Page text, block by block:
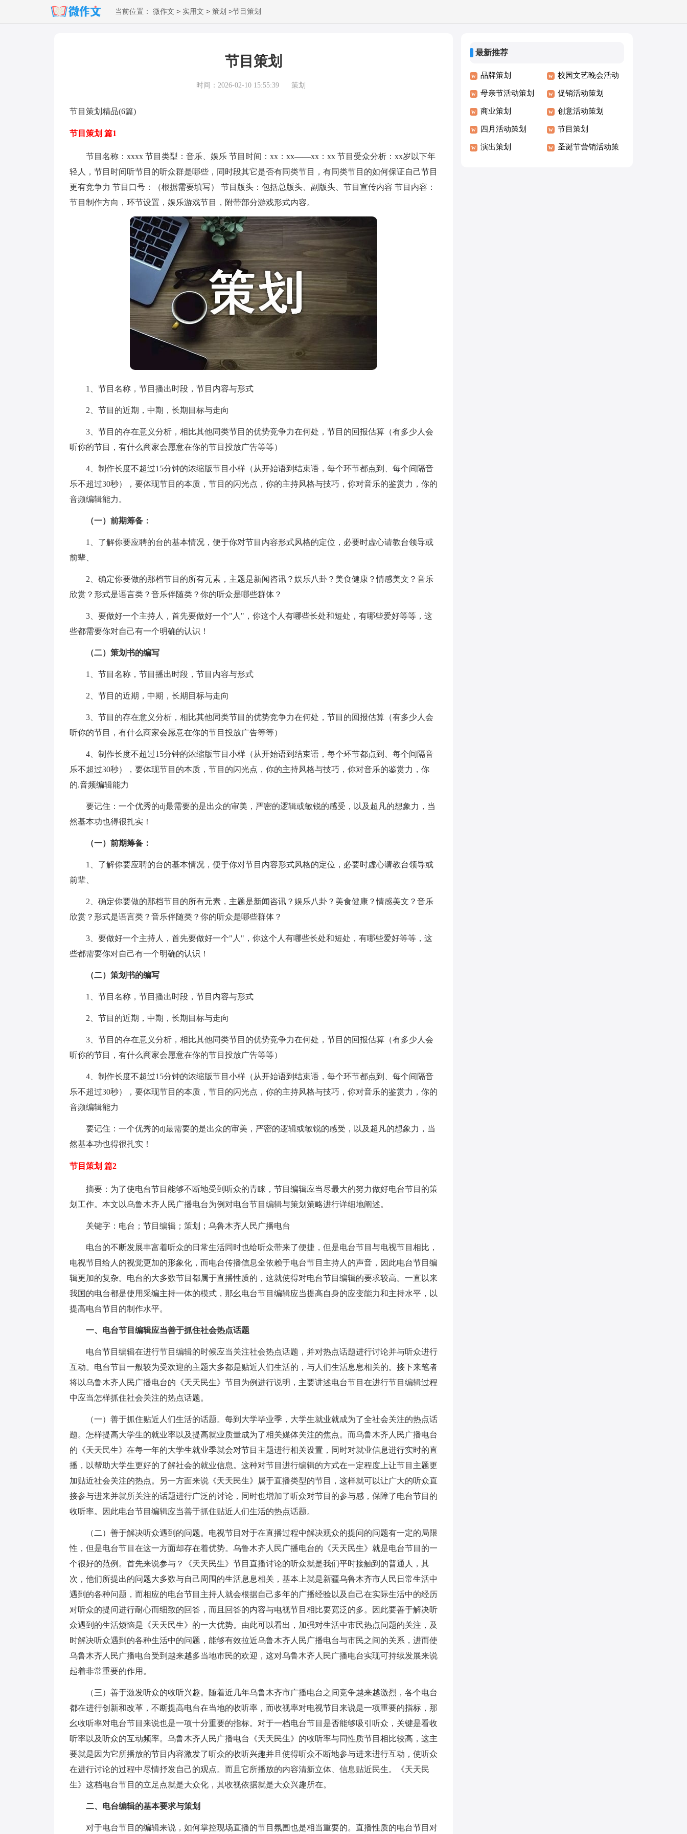
当前位置： 微作文 > 实用文 > 策划 >节目策划
节目策划
时间：2026-02-10 15:55:39 策划
节目策划精品(6篇)
节目策划 篇1
节目名称：xxxx 节目类型：音乐、娱乐 节目时间：xx：xx——xx：xx 节目受众分析：xx岁以下年
轻人，节目时间听节目的听众群是哪些，同时段其它是否有同类节目，有同类节目的如何保证自己节目
更有竞争力 节目口号：（根据需要填写） 节目版头：包括总版头、副版头、节目宣传内容 节目内容：
节目制作方向，环节设置，娱乐游戏节目，附带部分游戏形式内容。
1、节目名称，节目播出时段，节目内容与形式
2、节目的近期，中期，长期目标与走向
3、节目的存在意义分析，相比其他同类节目的优势竞争力在何处，节目的回报估算（有多少人会
听你的节目，有什么商家会愿意在你的节目投放广告等等）
4、制作长度不超过15分钟的浓缩版节目小样（从开始语到结束语，每个环节都点到、每个间隔音
乐不超过30秒），要体现节目的本质，节目的闪光点，你的主持风格与技巧，你对音乐的鉴赏力，你的
音频编辑能力。
（一）前期筹备：
1、了解你要应聘的台的基本情况，便于你对节目内容形式风格的定位，必要时虚心请教台领导或
前辈、
2、确定你要做的那档节目的所有元素，主题是新闻咨讯？娱乐八卦？美食健康？情感美文？音乐
欣赏？形式是语言类？音乐伴随类？你的听众是哪些群体？
3、要做好一个主持人，首先要做好一个"人"，你这个人有哪些长处和短处，有哪些爱好等等，这
些都需要你对自己有一个明确的认识！
（二）策划书的编写
1、节目名称，节目播出时段，节目内容与形式
2、节目的近期，中期，长期目标与走向
3、节目的存在意义分析，相比其他同类节目的优势竞争力在何处，节目的回报估算（有多少人会
听你的节目，有什么商家会愿意在你的节目投放广告等等）
4、制作长度不超过15分钟的浓缩版节目小样（从开始语到结束语，每个环节都点到、每个间隔音
乐不超过30秒），要体现节目的本质，节目的闪光点，你的主持风格与技巧，你对音乐的鉴赏力，你
的.音频编辑能力
要记住：一个优秀的dj最需要的是出众的审美，严密的逻辑或敏锐的感受，以及超凡的想象力，当
然基本功也得很扎实！
（一）前期筹备：
1、了解你要应聘的台的基本情况，便于你对节目内容形式风格的定位，必要时虚心请教台领导或
前辈、
2、确定你要做的那档节目的所有元素，主题是新闻咨讯？娱乐八卦？美食健康？情感美文？音乐
欣赏？形式是语言类？音乐伴随类？你的听众是哪些群体？
3、要做好一个主持人，首先要做好一个"人"，你这个人有哪些长处和短处，有哪些爱好等等，这
些都需要你对自己有一个明确的认识！
（二）策划书的编写
1、节目名称，节目播出时段，节目内容与形式
2、节目的近期，中期，长期目标与走向
3、节目的存在意义分析，相比其他同类节目的优势竞争力在何处，节目的回报估算（有多少人会
听你的节目，有什么商家会愿意在你的节目投放广告等等）
4、制作长度不超过15分钟的浓缩版节目小样（从开始语到结束语，每个环节都点到、每个间隔音
乐不超过30秒），要体现节目的本质，节目的闪光点，你的主持风格与技巧，你对音乐的鉴赏力，你的
音频编辑能力
要记住：一个优秀的dj最需要的是出众的审美，严密的逻辑或敏锐的感受，以及超凡的想象力，当
然基本功也得很扎实！
节目策划 篇2
摘要：为了使电台节目能够不断地受到听众的青睐，节目编辑应当尽最大的努力做好电台节目的策
划工作。本文以乌鲁木齐人民广播电台为例对电台节目编辑与策划策略进行详细地阐述。
关键字：电台；节目编辑；策划；乌鲁木齐人民广播电台
电台的不断发展丰富着听众的日常生活同时也给听众带来了便捷，但是电台节目与电视节目相比，
电视节目给人的视觉更加的形象化，而电台传播信息全依赖于电台节目主持人的声音，因此电台节目编
辑更加的复杂。电台的大多数节目都属于直播性质的，这就使得对电台节目编辑的要求较高。一直以来
我国的电台都是使用采编主持一体的模式，那幺电台节目编辑应当提高自身的应变能力和主持水平，以
提高电台节目的制作水平。
一、电台节目编辑应当善于抓住社会热点话题
电台节目编辑在进行节目编辑的时候应当关注社会热点话题，并对热点话题进行讨论并与听众进行
互动。电台节目一般较为受欢迎的主题大多都是贴近人们生活的，与人们生活息息相关的。接下来笔者
将以乌鲁木齐人民广播电台的《天天民生》节目为例进行说明，主要讲述电台节目在进行节目编辑过程
中应当怎样抓住社会关注的热点话题。
（一）善于抓住贴近人们生活的话题。每到大学毕业季，大学生就业就成为了全社会关注的热点话
题。怎样提高大学生的就业率以及提高就业质量成为了相关媒体关注的焦点。而乌鲁木齐人民广播电台
的《天天民生》在每一年的大学生就业季就会对节目主题进行相关设置，同时对就业信息进行实时的直
播，以帮助大学生更好的了解社会的就业信息。这种对节目进行编辑的方式在一定程度上让节目主题更
加贴近社会关注的热点。另一方面来说《天天民生》属于直播类型的节目，这样就可以让广大的听众直
接参与进来并就所关注的话题进行广泛的讨论，同时也增加了听众对节目的参与感，保障了电台节目的
收听率。因此电台节目编辑应当善于抓住贴近人们生活的热点话题。
（二）善于解决听众遇到的问题。电视节目对于在直播过程中解决观众的提问的问题有一定的局限
性，但是电台节目在这一方面却存在着优势。乌鲁木齐人民广播电台的《天天民生》就是电台节目的一
个很好的范例。首先来说参与？《天天民生》节目直播讨论的听众就是我们平时接触到的普通人，其
次，他们所提出的问题大多数与自己周围的生活息息相关，基本上就是新疆乌鲁木齐市人民日常生活中
遇到的各种问题，而相应的电台节目主持人就会根据自己多年的广播经验以及自己在实际生活中的经历
对听众的提问进行耐心而细致的回答，而且回答的内容与电视节目相比要宽泛的多。因此要善于解决听
众遇到的生活烦恼是《天天民生》的一大优势。由此可以看出，加强对生活中市民热点问题的关注，及
时解决听众遇到的各种生活中的问题，能够有效拉近乌鲁木齐人民广播电台与市民之间的关系，进而使
乌鲁木齐人民广播电台受到越来越多当地市民的欢迎，这对乌鲁木齐人民广播电台实现可持续发展来说
起着非常重要的作用。
（三）善于激发听众的收听兴趣。随着近几年乌鲁木齐市广播电台之间竞争越来越激烈，各个电台
都在进行创新和改革，不断提高电台在当地的收听率，而收视率对电视节目来说是一项重要的指标，那
幺收听率对电台节目来说也是一项十分重要的指标。对于一档电台节目是否能够吸引听众，关键是看收
听率以及听众的互动频率。乌鲁木齐人民广播电台《天天民生》的收听率与同性质节目相比较高，这主
要就是因为它所播放的节目内容激发了听众的收听兴趣并且使得听众不断地参与进来进行互动，使听众
在进行讨论的过程中尽情抒发自己的观点。而且它所播放的内容清新立体、信息贴近民生。《天天民
生》这档电台节目的立足点就是大众化，其收视依据就是大众兴趣所在。
二、电台编辑的基本要求与策划
对于电台节目的编辑来说，如何掌控现场直播的节目氛围也是相当重要的。直播性质的电台节目对
最新推荐
品牌策划 校园文艺晚会活动
策划
母亲节活动策划 促销活动策划
商业策划 创意活动策划
四月活动策划 节目策划
演出策划 圣诞节营销活动策